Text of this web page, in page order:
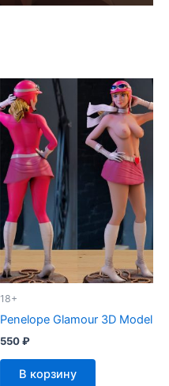
18+
Penelope Glamour 3D Model
550₽
В корзину